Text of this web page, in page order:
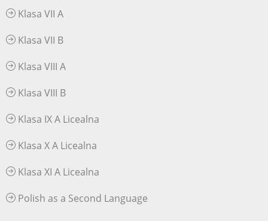
Klasa VII A
Klasa VII B
Klasa VIII A
Klasa VIII B
Klasa IX A Licealna
Klasa X A Licealna
Klasa XI A Licealna
Polish as a Second Language